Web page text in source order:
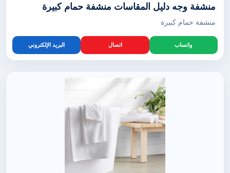
منشفة وجه دليل المقاسات منشفة حمام كبيرة
منشفة حمام كبيرة
واتساب اتصال البريد الإلكتروني